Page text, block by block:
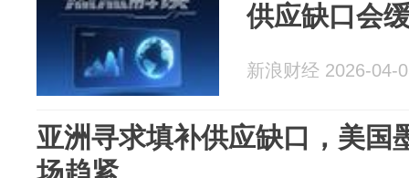
供应缺口会
新浪财经 2026-04-
亚洲寻求填补供应缺口，美国